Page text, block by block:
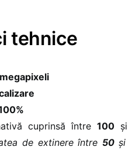
tehnice
cuprinsă între 100 și
de extinere între 50și